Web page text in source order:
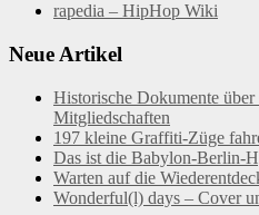
rapedia – HipHop Wiki
Neue Artikel
Historische Dokumente
Mitgliedschaften
197 kleine Graffiti-Züge
Das ist die Babylon-Berlin-
Warten auf die
Wonderful(l) days – Cover